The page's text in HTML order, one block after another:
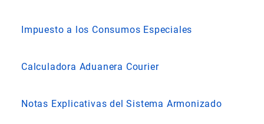
Impuesto a los Consumos Especiales
Calculadora Aduanera Courier
Notas Explicativas del Sistema Armonizado